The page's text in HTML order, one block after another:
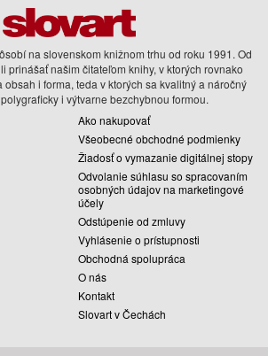
na slovenskom knižnom trhu od roku 1991. Od
prinášať našim čitateľom knihy, v ktorých rovnako
i forma, teda v ktorých sa kvalitný a náročný
i výtvarne bezchybnou formou.
Ako nakupovať
Všeobecné obchodné podmienky
Žiadosť o vymazanie digitálnej stopy
Odvolanie súhlasu so spracovaním
osobných údajov na marketingové
účely
Odstúpenie od zmluvy
Vyhlásenie o prístupnosti
Obchodná spolupráca
O nás
Kontakt
Slovart v Čechách